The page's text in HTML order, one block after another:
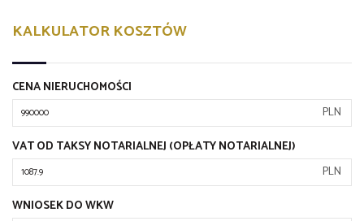
KALKULATOR KOSZTÓW
CENA NIERUCHOMOŚCI
PLN
VAT OD TAKSY NOTARIALNEJ (OPŁATY NOTARIALNEJ)
PLN
WNIOSEK DO WKW